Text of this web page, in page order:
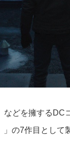
などを擁する
の7作目として